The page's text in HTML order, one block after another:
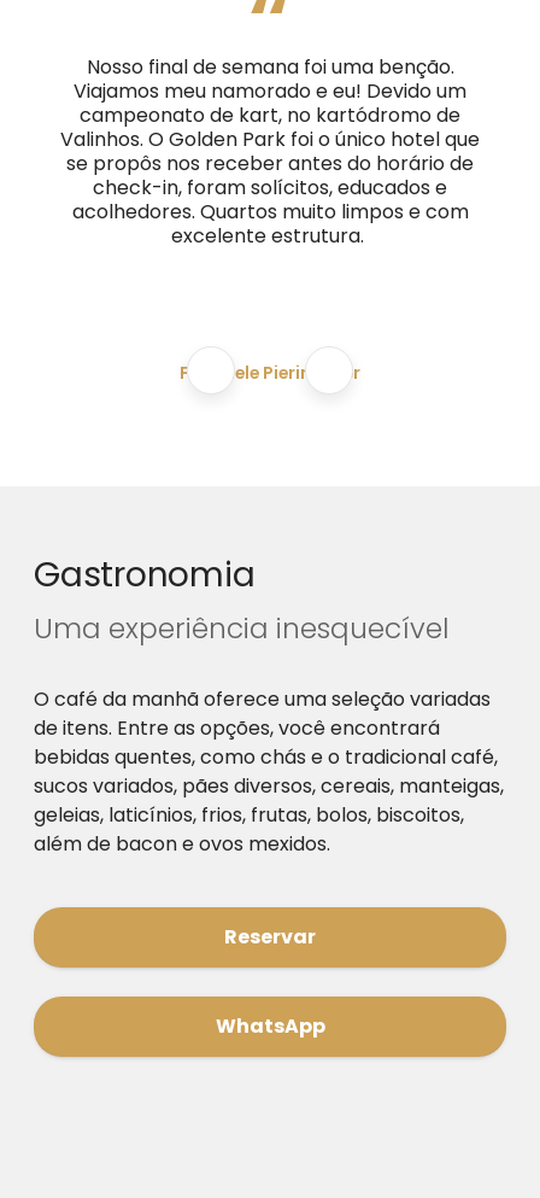
Nosso final de semana foi uma benção.
Viajamos meu namorado e eu! Devido um
campeonato de kart, no kartódromo de
Valinhos. O Golden Park foi o único hotel que
se propôs nos receber antes do horário de
check-in, foram solícitos, educados e
acolhedores. Quartos muito limpos e com
excelente estrutura.
Franciele Pierin Peter
Gastronomia
Uma experiência inesquecível
O café da manhã oferece uma seleção variadas
de itens. Entre as opções, você encontrará
bebidas quentes, como chás e o tradicional café,
sucos variados, pães diversos, cereais, manteigas,
geleias, laticínios, frios, frutas, bolos, biscoitos,
além de bacon e ovos mexidos.
Reservar
WhatsApp